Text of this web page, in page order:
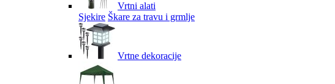
Vrtni alati
Sjekire Škare za travu i grmlje
Vrtne dekoracije